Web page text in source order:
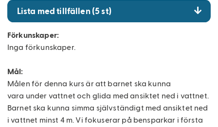
Lista med tillfällen (5 st)
Förkunskaper:
Inga förkunskaper.
Mål:
Målen för denna kurs är att barnet ska kunna
vara under vattnet och glida med ansiktet ned i vattnet.
Barnet ska kunna simma självständigt med ansiktet ned
i vattnet minst 4 m. Vi fokuserar på bensparkar i första